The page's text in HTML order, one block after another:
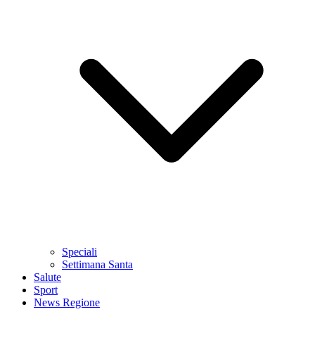
Speciali
Settimana Santa
Salute
Sport
News Regione